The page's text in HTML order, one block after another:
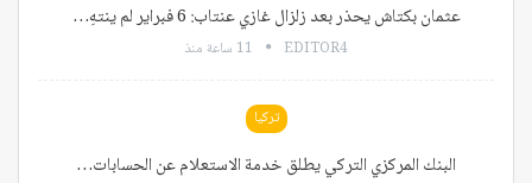
عثمان بكتاش يحذر بعد زلزال غازي عنتاب: 6 فبراير لم ينتهِ…
EDITOR4 11 ساعة منذ
تركيا
البنك المركزي التركي يطلق خدمة الاستعلام عن الحسابات…